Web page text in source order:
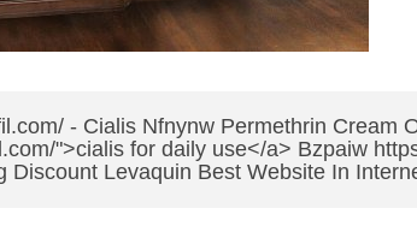
- Cialis Nfnynw Permethrin Cream
">cialis for daily use</a> Bzpaiw
Discount Levaquin Best Website In